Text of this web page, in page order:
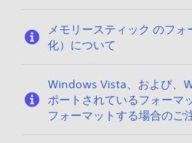
メモリースティック のフォ
化）について
Windows Vista、および、
ポートされているフォーマ
フォーマットする場合のご